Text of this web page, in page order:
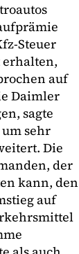
Steuer
erhalten,
auf
Daimler
sagte
sehr
Die
der
kann, den
auf